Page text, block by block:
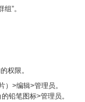
”。
权限。
>编辑>管理员。
铅笔图标>管理员。